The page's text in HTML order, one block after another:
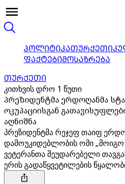
ᲞᲝᲚᲘᲢᲘᲙᲐᲗᲣᲠᲥᲔᲗᲘ
ᲤᲐᲥᲢᲔᲑᲘᲛᲝᲡᲐᲖᲠᲔᲑᲐ
ᲗᲣᲠᲥᲔᲗᲘ
კითხვის დრო 1 წუთი
პრეზიდენტმა ერდოღანმა
ოკუპაციისგან
აღნიშნა
პრეზიდენტმა რეჯეფ თაიფ
დამოუკიდებლობის ომი
ვეტერანთა შეუდარებელი
ერის გადაწყვეტილების